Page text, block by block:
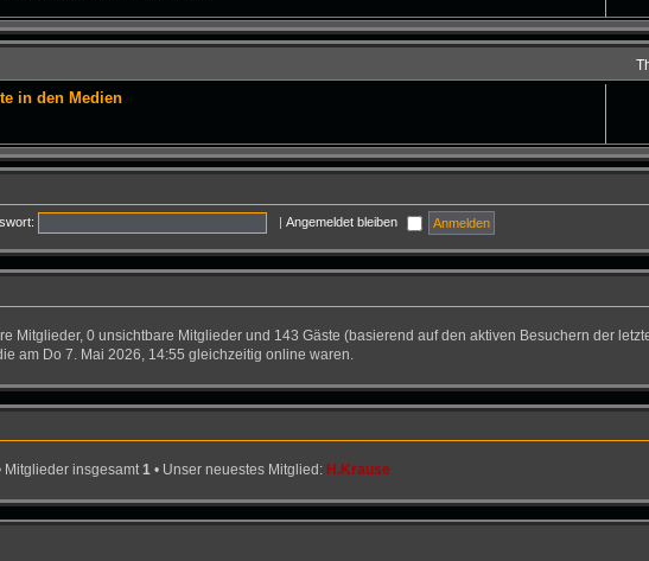
in den Medien
| Angemeldet bleiben
Mitglieder, 0 unsichtbare Mitglieder und 143 Gäste (basierend auf den aktiven Besuchern der
am Do 7. Mai 2026, 14:55 gleichzeitig online waren.
Mitglieder insgesamt1• Unser neuestes Mitglied: H.Krause